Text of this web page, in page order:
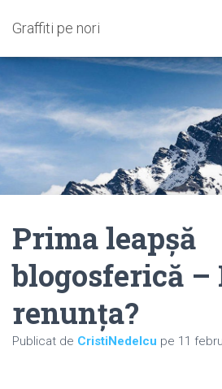
Graffiti pe nori
Prima leapșă
blogosferică –
renunța?
Publicat de CristiNedelcu pe 11